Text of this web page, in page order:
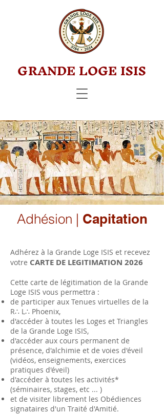
GRANDE LOGE ISIS
Adhésion | Capitation
Adhérez à la Grande Loge ISIS et recevez
votre CARTE DE LEGITIMATION 2026
Cette carte de légitimation de la Grande
Loge ISIS vous permettra :
de participer aux Tenues virtuelles de la
R∴ L∴ Phoenix,
d'accéder à toutes les Loges et Triangles
de la Grande Loge ISIS,
d'accéder aux cours permanent de
présence, d'alchimie et de voies d'éveil
(vidéos, enseignements, exercices
pratiques d'éveil)
d'accéder à toutes les activités*
(séminaires, stages, etc ... )
et de visiter librement les Obédiences
signataires d'un Traité d'Amitié.